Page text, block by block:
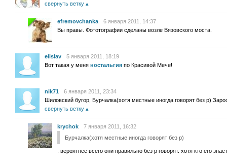
свернуть ветку
efremovchanka
6 января 2011, 14:37
Вы правы. Фототографии сделаны возле Вязовского моста.
elislav
5 января 2011, 18:19
Вот такая у меня ностальгия по Красивой Мече!
nik71
6 января 2011, 23:34
Шиловский бугор, Бурчалка(хотя местные иногда говорят без
свернуть ветку
krychok
7 января 2011, 16:32
Бурчалка(хотя местные иногда говорят без р)
. вероятнее всего они правильно без р говорят. хотя кто его